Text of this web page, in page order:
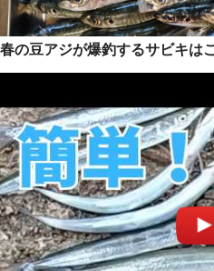
春の豆アジが爆釣するサビキは